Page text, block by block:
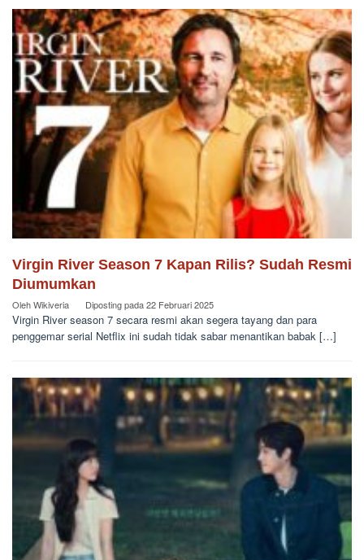
Virgin River Season 7 Kapan Rilis? Sudah Resmi
Diumumkan
OlehWikiveria Diposting pada22 Februari 2025
Virgin River season 7 secara resmi akan segera tayang dan para
penggemar serial Netflix ini sudah tidak sabar menantikan babak […]